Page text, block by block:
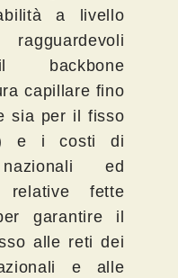
a livello
backbone
capillare fino
sia per il fisso
e i costi di
nazionali ed
relative fette
garantire il
alle reti dei
e alle